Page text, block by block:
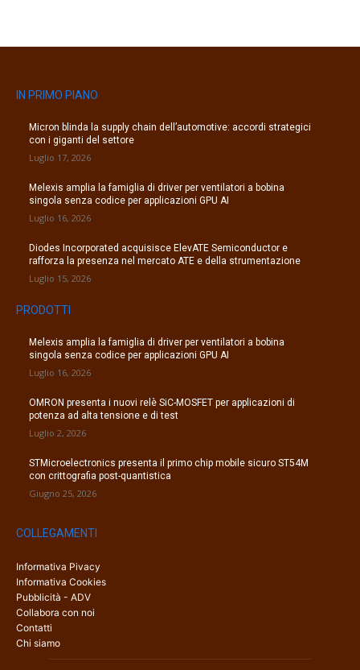
IN PRIMO PIANO
Micron blinda la supply chain dell’automotive: accordi strategici
con i giganti del settore
Luglio 17, 2026
Melexis amplia la famiglia di driver per ventilatori a bobina
singola senza codice per applicazioni GPU AI
Luglio 16, 2026
Diodes Incorporated acquisisce ElevATE Semiconductor e
rafforza la presenza nel mercato ATE e della strumentazione
Luglio 15, 2026
PRODOTTI
Melexis amplia la famiglia di driver per ventilatori a bobina
singola senza codice per applicazioni GPU AI
Luglio 16, 2026
OMRON presenta i nuovi relè SiC-MOSFET per applicazioni di
potenza ad alta tensione e di test
Luglio 2, 2026
STMicroelectronics presenta il primo chip mobile sicuro ST54M
con crittografia post-quantistica
Giugno 25, 2026
COLLEGAMENTI
Informativa Pivacy
Informativa Cookies
Pubblicità - ADV
Collabora con noi
Contatti
Chi siamo